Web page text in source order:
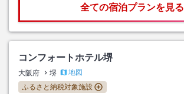
全ての宿泊プランを見る
コンフォートホテル堺
大阪府 堺
地図
ふるさと納税対象施設